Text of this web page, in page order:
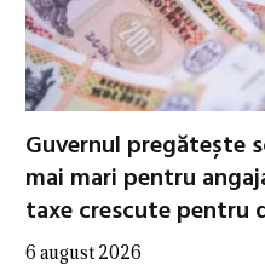
Guvernul pregătește
mai mari pentru
taxe crescute pentru
6 august 2026